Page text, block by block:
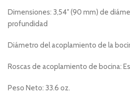
Dimensiones: 3,54″ (90 mm) de
profundidad
Diámetro del acoplamiento de la
Roscas de acoplamiento de bocina:
Peso Neto: 33.6 oz.